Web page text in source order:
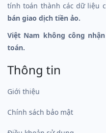
tính toán thành các dữ liệu
bán giao dịch tiền ảo.
Việt Nam không công
toán.
Thông tin
Giới thiệu
Chính sách bảo mật